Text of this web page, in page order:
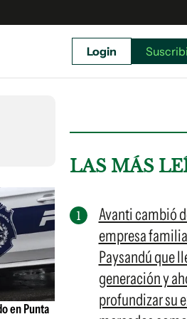
Suscribite x US$ 3,45
Login
en Punta
LAS MÁS
Avanti cambió
empresa
Paysandú que
generación y
profundizar su